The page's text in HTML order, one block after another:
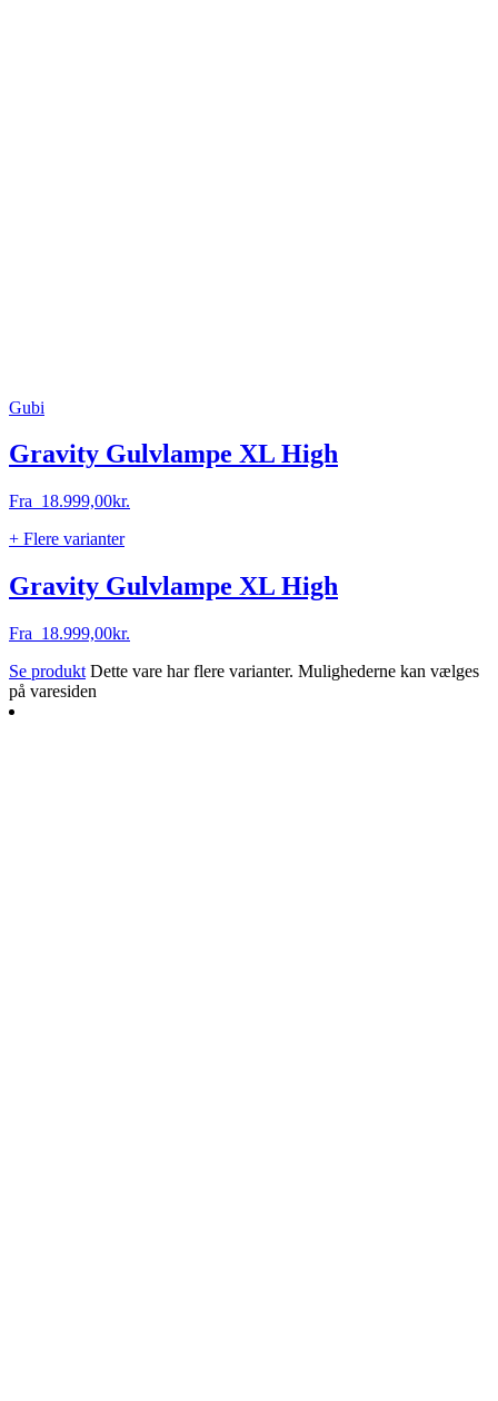
Gubi
Gravity Gulvlampe XL High
Fra 18.999,00kr.
+ Flere varianter
Gravity Gulvlampe XL High
Fra 18.999,00kr.
Se produkt Dette vare har flere varianter. Mulighederne kan vælges
på varesiden